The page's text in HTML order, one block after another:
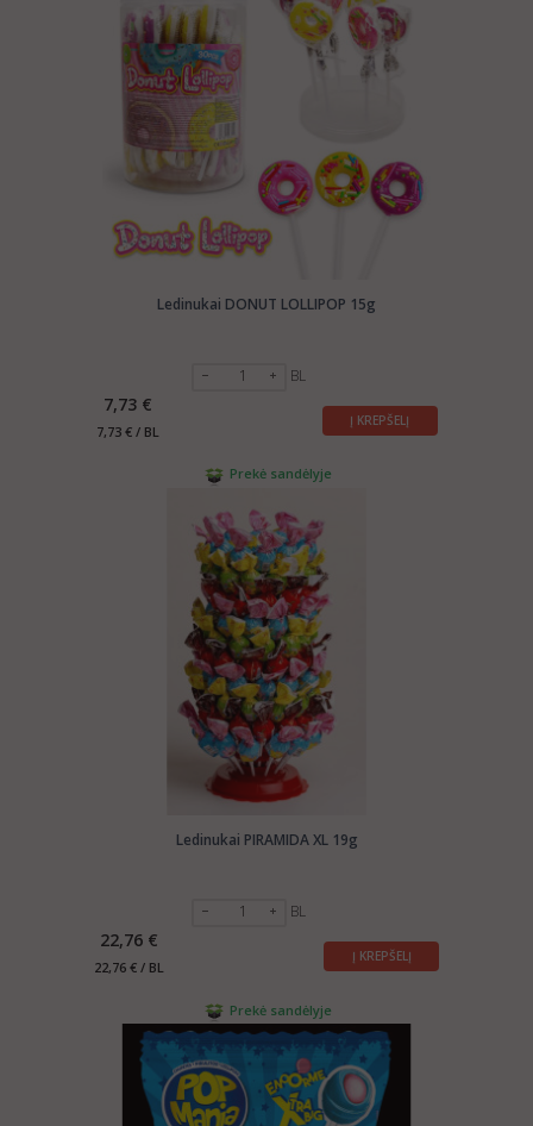
Ledinukai DONUT LOLLIPOP 15g
BL
7,73 €
7,73 € / BL
Į KREPŠELĮ
Prekė sandėlyje
Ledinukai PIRAMIDA XL 19g
BL
22,76 €
22,76 € / BL
Į KREPŠELĮ
Prekė sandėlyje